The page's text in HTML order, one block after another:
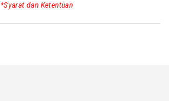
*Syarat dan Ketentuan